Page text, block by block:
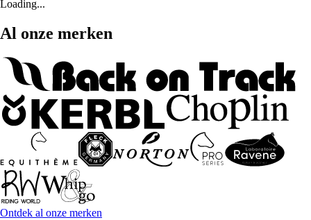
Loading...
Al onze merken
Ontdek al onze merken